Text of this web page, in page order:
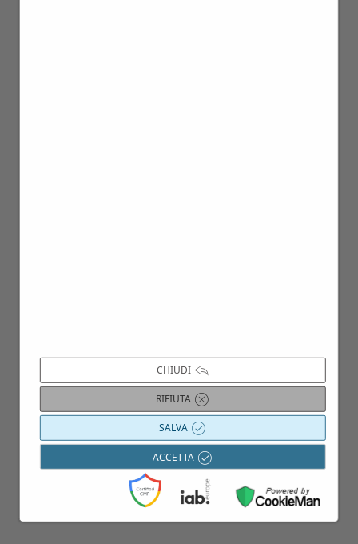
CHIUDI
RIFIUTA
SALVA
ACCETTA